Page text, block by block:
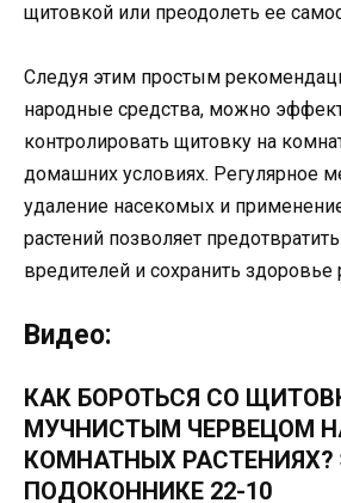
щитовкой или преодолеть ее
Следуя этим простым
народные средства, можно
контролировать щитовку на
домашних условиях. Регулярное
удаление насекомых и
растений позволяет
вредителей и сохранить здоровье
Видео:
КАК БОРОТЬСЯ СО
МУЧНИСТЫМ ЧЕРВЕЦОМ
КОМНАТНЫХ
ПОДОКОННИКЕ 22-10